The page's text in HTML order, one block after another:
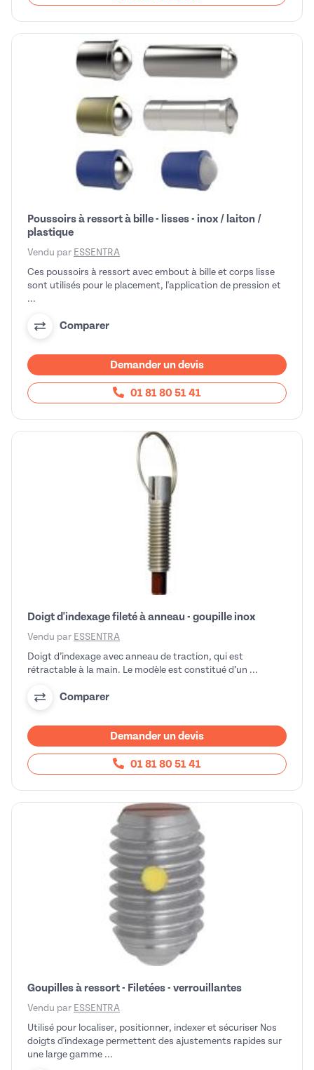
Poussoirs à ressort à bille - lisses - inox / laiton /
plastique
Vendu par ESSENTRA
Ces poussoirs à ressort avec embout à bille et corps lisse
sont utilisés pour le placement, l'application de pression et
...
Comparer
Demander un devis
01 81 80 51 41
Doigt d'indexage fileté à anneau - goupille inox
Vendu par ESSENTRA
Doigt d’indexage avec anneau de traction, qui est
rétractable à la main. Le modèle est constitué d’un ...
Comparer
Demander un devis
01 81 80 51 41
Goupilles à ressort - Filetées - verrouillantes
Vendu par ESSENTRA
Utilisé pour localiser, positionner, indexer et sécuriser Nos
doigts d'indexage permettent des ajustements rapides sur
une large gamme ...